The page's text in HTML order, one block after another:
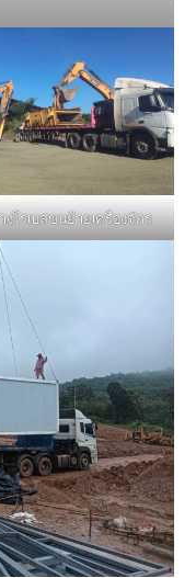
งโรเบสขนย้ายเครื่องจักร